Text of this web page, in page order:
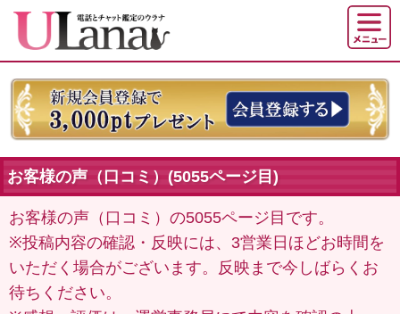
お客様の声（口コミ）(5055ページ目)
お客様の声（口コミ）の5055ページ目です。
※投稿内容の確認・反映には、3営業日ほどお時間を
いただく場合がございます。反映まで今しばらくお
待ちください。